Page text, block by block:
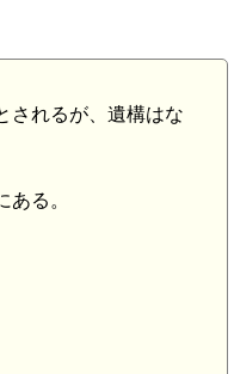
されるが、遺構はな
ある。